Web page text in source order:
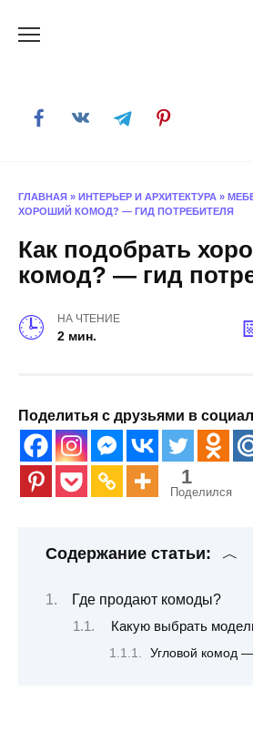
ГЛАВНАЯ » ИНТЕРЬЕР И АРХИТЕКТУРА »
ХОРОШИЙ КОМОД? — ГИД ПОТРЕБИТЕЛЯ
Как подобрать
комод? — гид
НА ЧТЕНИЕ
2 мин.
Поделитья с друзьями в
1
Поделился
Содержание статьи:
Где продают комоды?
Какую выбрать
Угловой комод